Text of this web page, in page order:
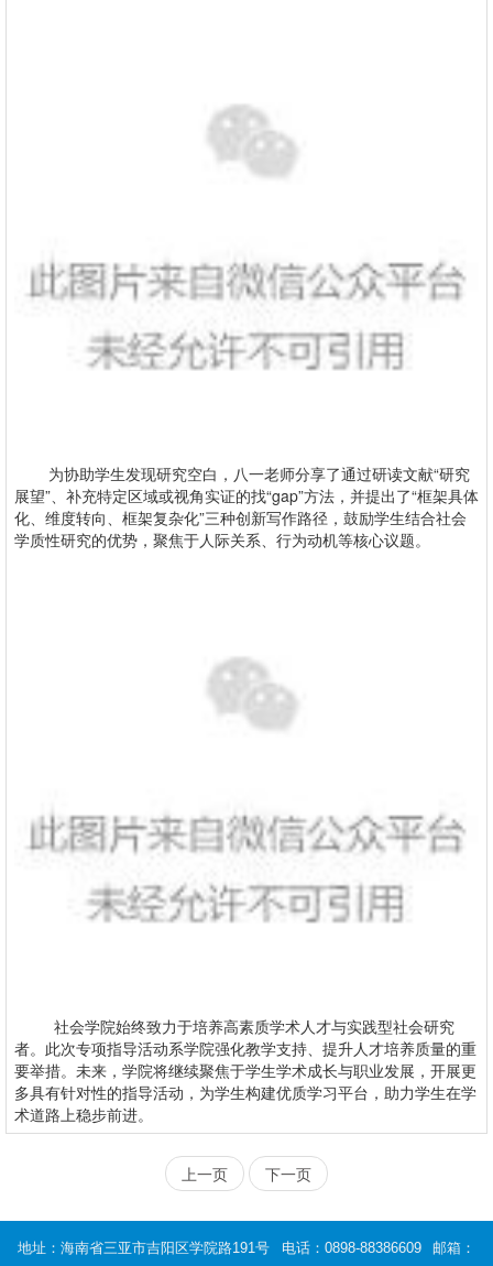
为协助学生发现研究空白，八一老师分享了通过研读文献“研究
展望”、补充特定区域或视角实证的找“gap”方法，并提出了“框架具体
化、维度转向、框架复杂化”三种创新写作路径，鼓励学生结合社会
学质性研究的优势，聚焦于人际关系、行为动机等核心议题。
社会学院始终致力于培养高素质学术人才与实践型社会研究
者。此次专项指导活动系学院强化教学支持、提升人才培养质量的重
要举措。未来，学院将继续聚焦于学生学术成长与职业发展，开展更
多具有针对性的指导活动，为学生构建优质学习平台，助力学生在学
术道路上稳步前进。
上一页 下一页
地址：海南省三亚市吉阳区学院路191号 电话：0898-88386609 邮箱：